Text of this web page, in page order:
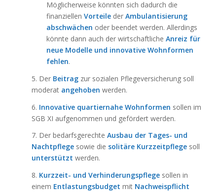
Möglicherweise könnten sich dadurch die
finanziellen Vorteileder Ambulantisierung
abschwächen oder beendet werden. Allerdings
könnte dann auch der wirtschaftliche Anreiz für
neue Modelle und innovative Wohnformen
fehlen.
5. Der Beitragzur sozialen Pflegeversicherung soll
moderat angehoben werden.
6. Innovative quartiernahe Wohnformen sollen im
SGB XI aufgenommen und gefördert werden.
7. Der bedarfsgerechte Ausbau der Tages- und
Nachtpflegesowie die solitäre Kurzzeitpflegesoll
unterstützt werden.
8. Kurzzeit- und Verhinderungspflegesollen in
einem Entlastungsbudget mit Nachweispflicht